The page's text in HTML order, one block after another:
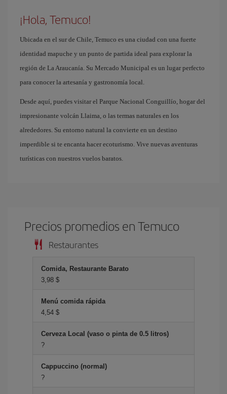
¡Hola, Temuco!
Ubicada en el sur de Chile, Temuco es una ciudad con una fuerte
identidad mapuche y un punto de partida ideal para explorar la
región de La Araucanía. Su Mercado Municipal es un lugar perfecto
para conocer la artesanía y gastronomía local.
Desde aquí, puedes visitar el Parque Nacional Conguillío, hogar del
impresionante volcán Llaima, o las termas naturales en los
alrededores. Su entorno natural la convierte en un destino
imperdible si te encanta hacer ecoturismo. Vive nuevas aventuras
turísticas con nuestros vuelos baratos.
Precios promedios en Temuco
Restaurantes
Comida, Restaurante Barato
3,98 $
Menú comida rápida
4,54 $
Cerveza Local (vaso o pinta de 0.5 litros)
?
Cappuccino (normal)
?